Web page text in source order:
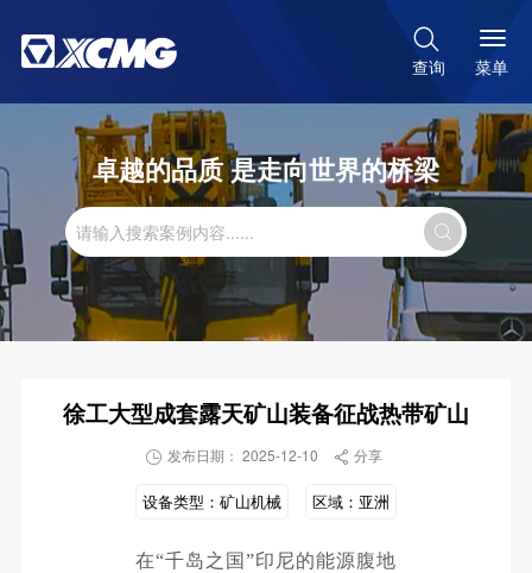

查询 菜单
卓越的品质 是走向世界的桥梁

徐工大型成套露天矿山装备征战热带矿山
 发布日期： 2025-12-10  分享
设备类型： 矿山机械 区域： 亚洲
在“千岛之国”印尼的能源腹地